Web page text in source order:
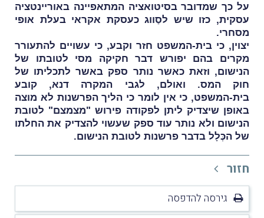
על כך שמדובר בסיטואציה המתאפיינה באוריינטציה
עסקית, כזו שיש לסַווג כעסקת אקראי בעלת אופי
מסחרי.
יצוין, כי בית-המשפט חזר וקבע, כי עשויים להתעורר
מקרים בהם יפורש דבר חקיקה מסי לטובתו של
הנישום, וזאת כאשר נותר ספק באשר לתכליתו של
חוק המס. ואולם, לגבי המקרה דנא, קובע
בית-המשפט, כי אין לומר כי הליך הפרשנות לא מוצה
באופן שיצדיק ליתן לפקודה פירוש "מצמצם" לטובת
הנישום ולא נותר עוד ספק שעשוי להצדיק את החלתו
של הכְּלָל בדבר פרשנות לטובת הנישום.
חזור
גירסה להדפסה